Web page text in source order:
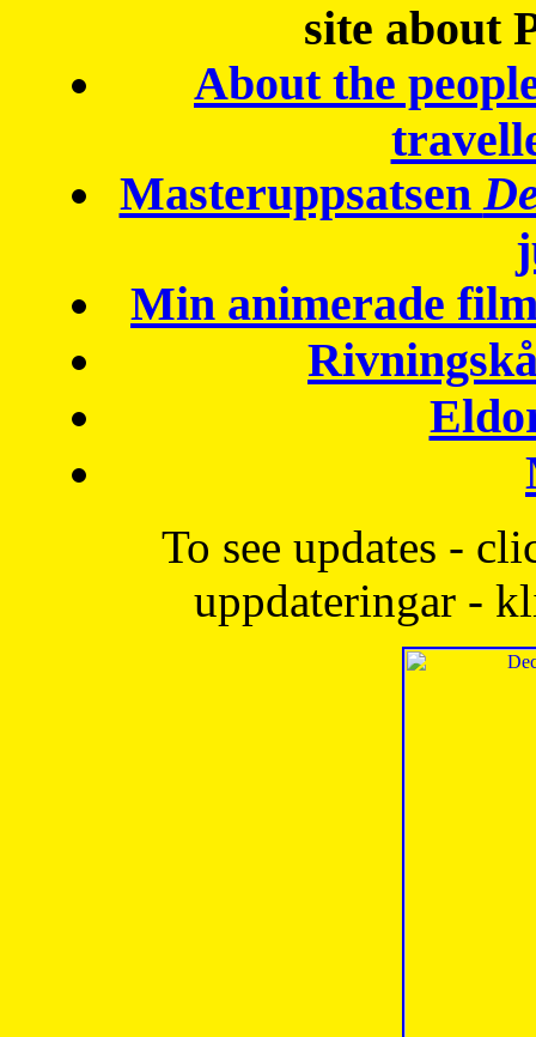
site about
About the
Masteruppsatsen
Min animerade
To see updates -
uppdateringar -